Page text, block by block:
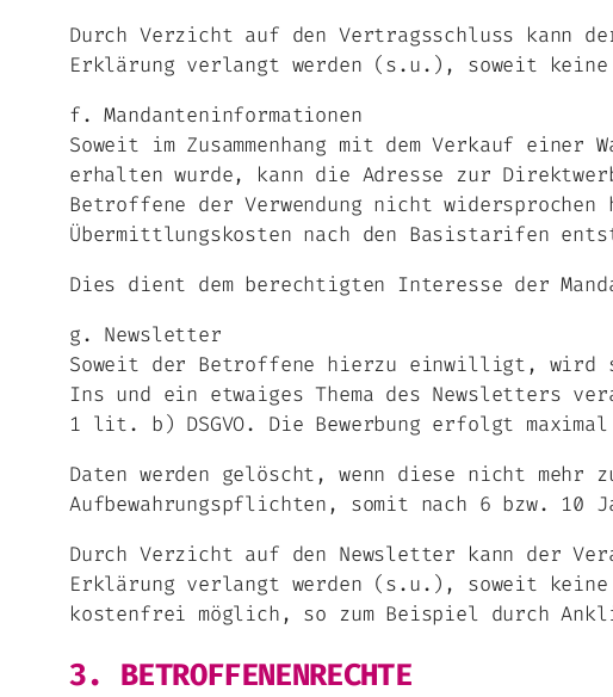
Durch Verzicht auf den Vertragsschluss kann
Erklärung verlangt werden (s.u.), soweit keine
f. Mandanteninformationen
Soweit im Zusammenhang mit dem Verkauf
erhalten wurde, kann die Adresse zur
Betroffene der Verwendung nicht
Übermittlungskosten nach den Basistarifen
Dies dient dem berechtigten Interesse der
g. Newsletter
Soweit der Betroffene hierzu einwilligt, wird
Ins und ein etwaiges Thema des Newsletters
1 lit. b) DSGVO. Die Bewerbung erfolgt
Daten werden gelöscht, wenn diese nicht
Aufbewahrungspflichten, somit nach 6 bzw. 10
Durch Verzicht auf den Newsletter kann der
Erklärung verlangt werden (s.u.), soweit keine
kostenfrei möglich, so zum Beispiel durch
3. BETROFFENENRECHTE